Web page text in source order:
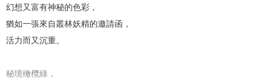
幻想又富有神秘的色彩，
猶如一張來自叢林妖精的邀請函，
活力而又沉重。
秘境橄欖綠，